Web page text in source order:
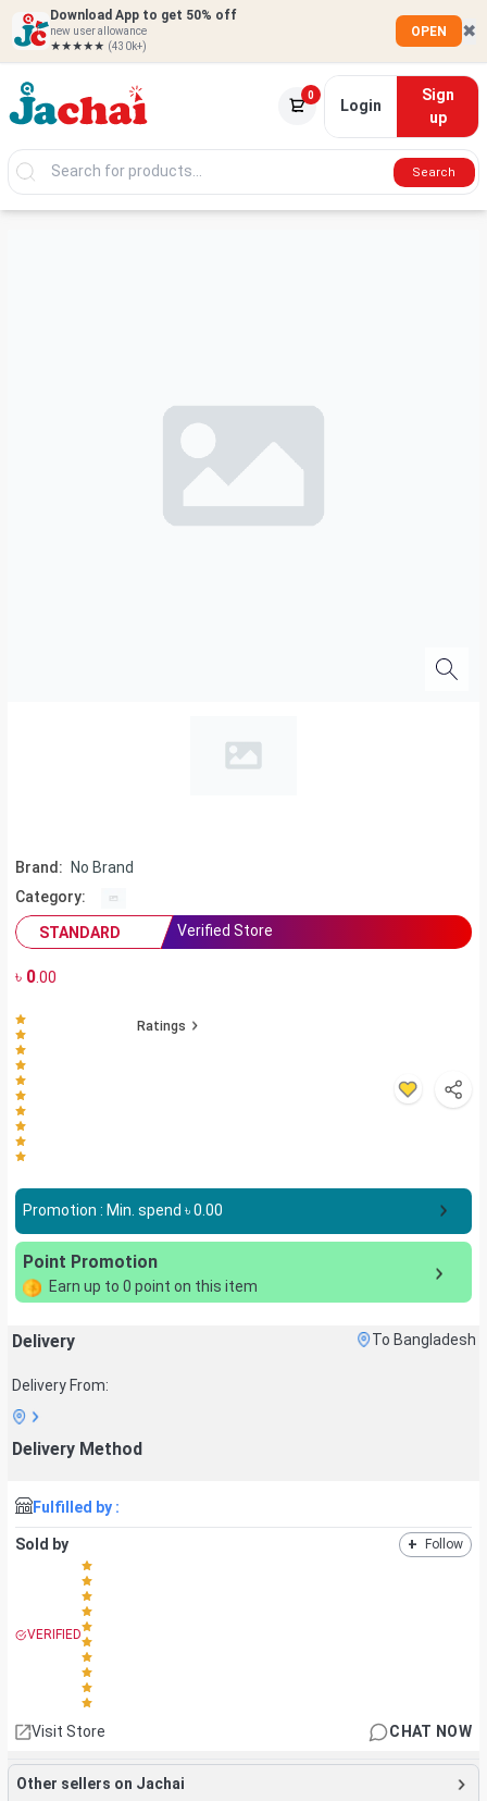
Download App to get 50% off
new user allowance
★★★★★ (430k+)
OPEN ✖
0
Login
Sign
up
Search
Brand:
No Brand
Category:
STANDARD
Verified Store
৳ 0.00
Ratings
Promotion : Min. spend ৳0.00
Point Promotion
Earn up to 0 point on this item
Delivery To Bangladesh
Delivery From:
Delivery Method
Fulfilled by :
Sold by + Follow
VERIFIED
Visit Store CHAT NOW
Other sellers on Jachai